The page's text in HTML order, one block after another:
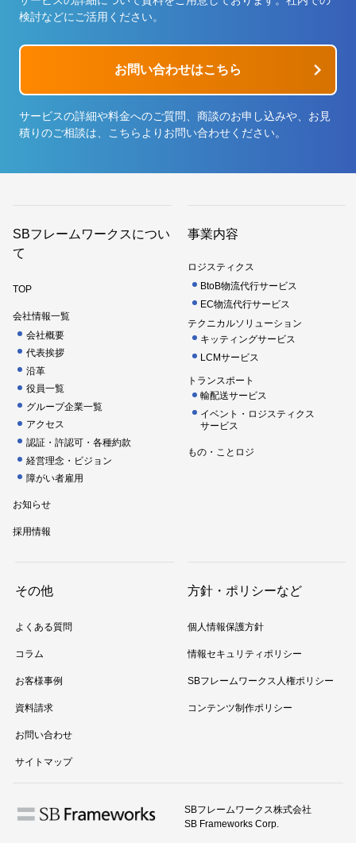
検討などにご活用ください。
お問い合わせはこちら
サービスの詳細や料金へのご質問、商談のお申し込みや、お見
積りのご相談は、こちらよりお問い合わせください。
SBフレームワークスについ
て
TOP
会社情報一覧
会社概要
代表挨拶
沿革
役員一覧
グループ企業一覧
アクセス
認証・許認可・各種約款
経営理念・ビジョン
障がい者雇用
お知らせ
採用情報
事業内容
ロジスティクス
BtoB物流代行サービス
EC物流代行サービス
テクニカルソリューション
キッティングサービス
LCMサービス
トランスポート
輸配送サービス
イベント・ロジスティクス
サービス
もの・ことロジ
その他
よくある質問
コラム
お客様事例
資料請求
お問い合わせ
サイトマップ
方針・ポリシーなど
個人情報保護方針
情報セキュリティポリシー
SBフレームワークス人権ポリシー
コンテンツ制作ポリシー
SBフレームワークス株式会社
SB Frameworks Corp.